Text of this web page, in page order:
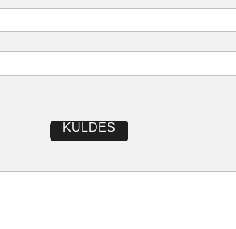
KÜLDÉS